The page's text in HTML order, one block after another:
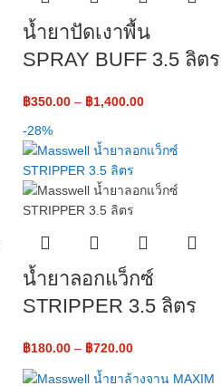
น้ำยาปัดเงาพื้น
SPRAY BUFF 3.5 ลิตร
฿350.00 – ฿1,400.00
-28%
น้ำยาลอกแว็กซ์
STRIPPER 3.5 ลิตร
฿180.00 – ฿720.00